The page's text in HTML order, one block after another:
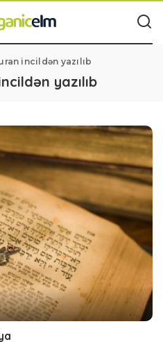
incildən yazılıb
yazılıb